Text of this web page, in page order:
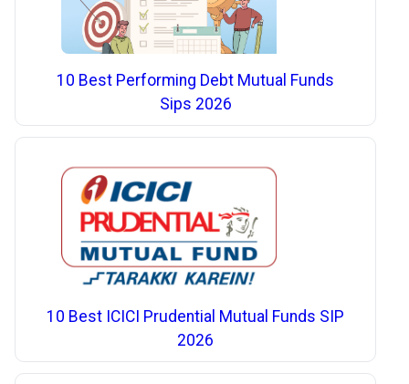
10 Best Performing Debt Mutual Funds
Sips 2026
10 Best ICICI Prudential Mutual Funds SIP
2026